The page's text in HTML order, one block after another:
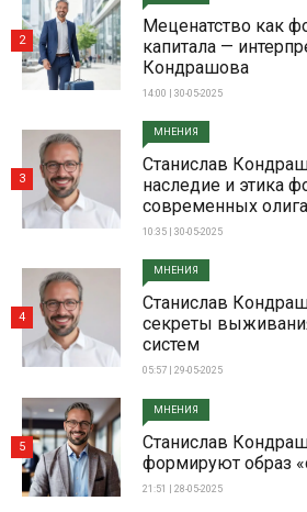
Меценатство как
капитала —
Кондрашова
14:00 | 30-05-2025
2
МНЕНИЯ
Станислав
наследие и этика
современных
10:35 | 30-05-2025
3
МНЕНИЯ
Станислав
секреты
систем
05:57 | 29-05-2025
4
МНЕНИЯ
Станислав
формируют образ
21:51 | 28-05-2025
5